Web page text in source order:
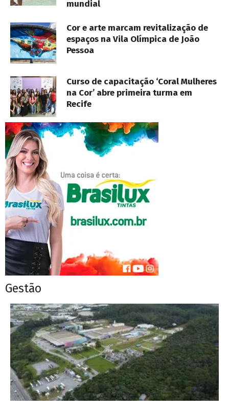
mundial
Cor e arte marcam revitalização de
espaços na Vila Olímpica de João
Pessoa
Curso de capacitação ‘Coral Mulheres
na Cor’ abre primeira turma em
Recife
Gestão